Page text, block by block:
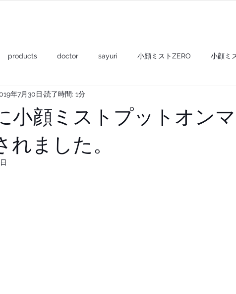
products doctor sayuri 小顔ミストZERO 小顔ミ
shampoo+ gel & oil+
小顔ミストプットオン
ました。
年7月30日 読了時間: 1分